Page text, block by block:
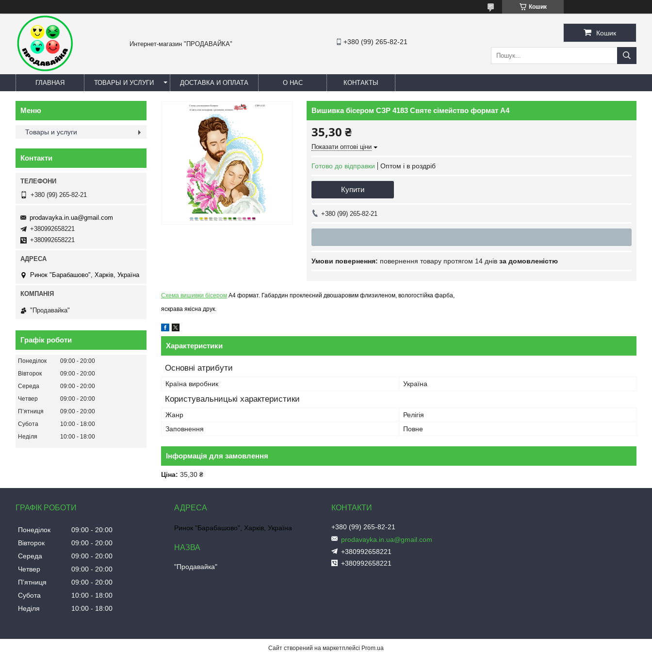
Кошик
Интернет-магазин "ПРОДАВАЙКА" +380 (99) 265-82-21
Кошик
ГЛАВНАЯ ТОВАРЫ И УСЛУГИ ДОСТАВКА И ОПЛАТА О НАС КОНТАКТЫ
Вишивка бісером СЗР 4183 Святе сімейство формат А4
35,30 ₴
Показати оптові ціни
Готово до відправки Оптом і в роздріб
Купити
+380 (99) 265-82-21
повернення товару протягом 14 днів за домовленістю
Схема вишивки бісером А4 формат. Габардин проклеєний двошаровим флизиленом, вологостійка фарба,
яскрава якісна друк.
Характеристики
Основні атрибути
Країна виробник Україна
Користувальницькі характеристики
Жанр
Релігія
Заповнення
Повне
Інформація для замовлення
Ціна: 35,30 ₴
Товары и услуги
Контакти
+380 (99) 265-82-21
prodavayka.in.ua@gmail.com
+380992658221
+380992658221
Ринок "Барабашово", Харків, Україна
"Продавайка"
Графік роботи
Понеділок 09:00
20:00
Вівторок
09:00
20:00
Середа
09:00
20:00
Четвер
09:00
20:00
Пʼятниця
09:00
20:00
Субота
10:00
18:00
Неділя
10:00 18:00
ГРАФІК РОБОТИ
Понеділок 09:00
20:00
Вівторок
09:00
20:00
Середа
09:00
20:00
Четвер
09:00
20:00
Пʼятниця
09:00
20:00
Субота
10:00
18:00
Неділя
10:00 18:00
Ринок "Барабашово", Харків, Україна
"Продавайка"
+380 (99) 265-82-21
prodavayka.in.ua@gmail.com
+380992658221
+380992658221
Сайт створений на маркетплейсі Prom.ua